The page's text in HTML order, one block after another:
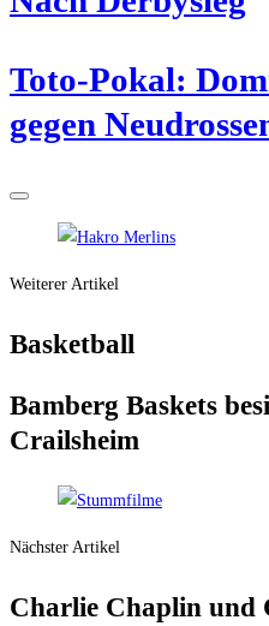
Toto-Pokal:
gegen
Weiterer Artikel
Bas­ket­ball
Bam­berg Bas­kets
Crailsheim
Nächster Artikel
Char­lie Chap­lin und